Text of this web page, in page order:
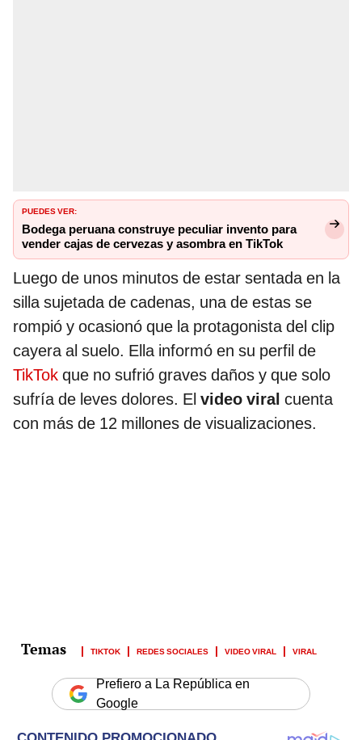
PUEDES VER:
Bodega peruana construye peculiar invento para
vender cajas de cervezas y asombra en TikTok
Luego de unos minutos de estar sentada en la
silla sujetada de cadenas, una de estas se
rompió y ocasionó que la protagonista del clip
cayera al suelo. Ella informó en su perfil de
TikTok que no sufrió graves daños y que solo
sufría de leves dolores. El video viral cuenta
con más de 12 millones de visualizaciones.
TIKTOK REDES SOCIALES VIDEO VIRAL VIRAL
Prefiero a La República en
Google